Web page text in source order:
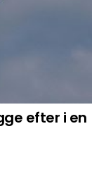
efter i en